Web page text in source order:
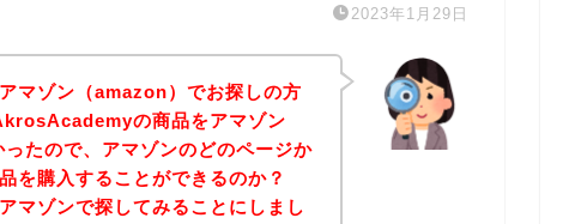
2023年1月29日
マゾン（amazon）でお探しの方
の商品をアマゾン
ったので、アマゾンのどのページか
を購入することができるのか？
マゾンで探してみることにしまし